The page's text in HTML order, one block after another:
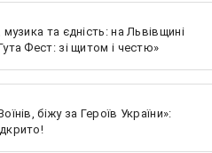
музика та єдність: на Львівщині
Фест: зі щитом і честю»
біжу за Героїв України»: